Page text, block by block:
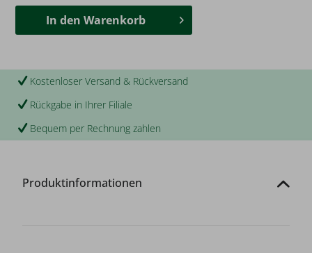
In den Warenkorb
Kostenloser Versand & Rückversand
Rückgabe in Ihrer Filiale
Bequem per Rechnung zahlen
Produktinformationen